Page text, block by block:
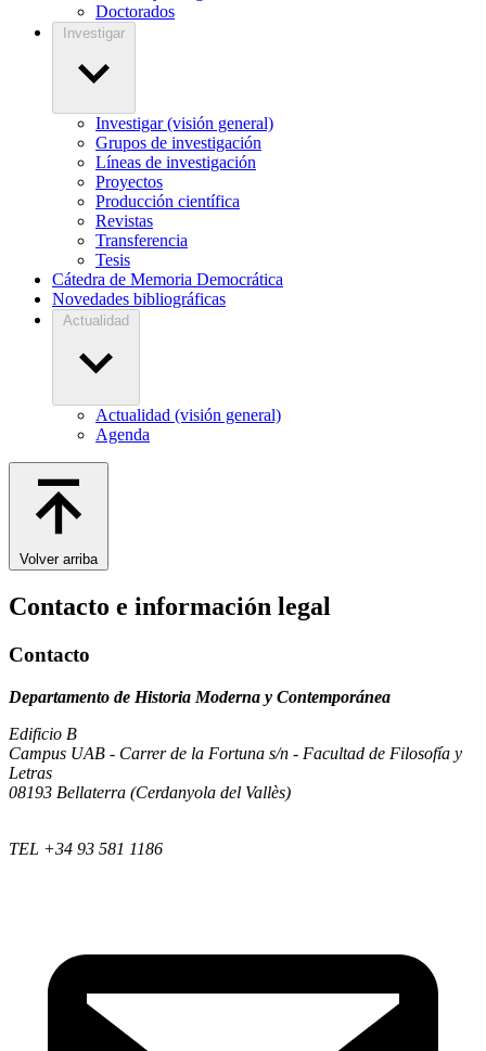
Doctorados
Investigar
Investigar (visión general)
Grupos de investigación
Líneas de investigación
Proyectos
Producción científica
Revistas
Transferencia
Tesis
Cátedra de Memoria Democrática
Novedades bibliográficas
Actualidad
Actualidad (visión general)
Agenda
Volver arriba
Contacto e información legal
Contacto
Departamento de Historia Moderna y Contemporánea
Edificio B
Campus UAB - Carrer de la Fortuna s/n - Facultad de Filosofía y
Letras
08193 Bellaterra (Cerdanyola del Vallès)
TEL +34 93 581 1186